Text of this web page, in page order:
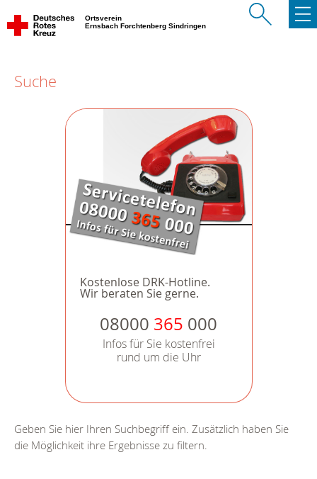
Ortsverein
Ernsbach Forchtenberg Sindringen
Suche
Kostenlose DRK-Hotline.
Wir beraten Sie gerne.
08000 365 000
Infos für Sie kostenfrei
rund um die Uhr
Geben Sie hier Ihren Suchbegriff ein. Zusätzlich haben Sie
die Möglichkeit ihre Ergebnisse zu filtern.